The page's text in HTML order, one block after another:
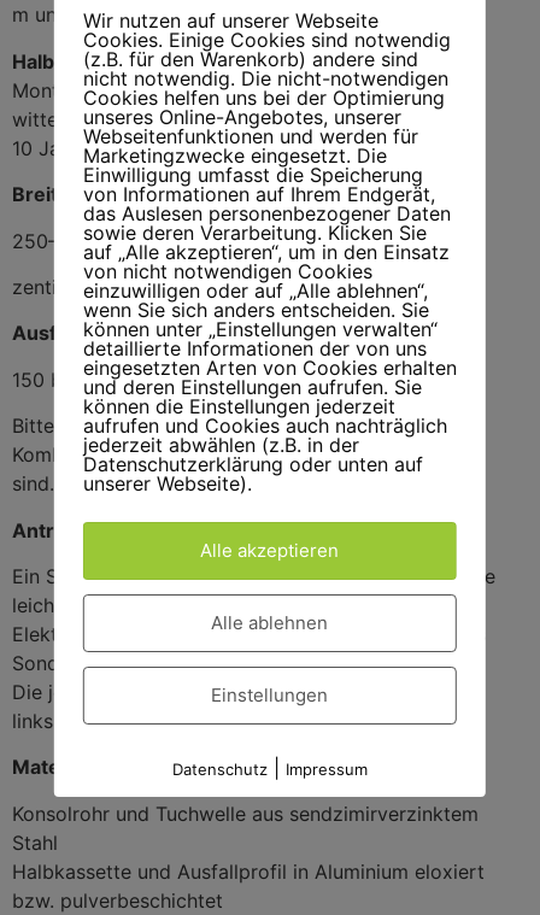
m und Breiten bis zu 6 m.
Halbkassetten-Markise
Montagefreundliche Konstruktion
witterungsbeständige Nähfäden
10 Jahre SOLIDUX Garantie
Breite
250–600 cm
zentimetergenaue Zwischenmaße möglich
Ausfall
150 bis 350 cm
Bitte erfragen Sie bei Ihrem Fachhändler, welche
Kombinationen zwischen Breite und Ausfall möglich
sind.
Antriebsarten
Ein Schneckengetriebe mit Handkurbel sorgt für eine
leichte manuelle Bedienung.
Elektromotoren (in die Tuchwelle integriert) sind als
Sonderausstattung möglich.
Die jeweilige Antriebseite ist wahlweise rechts oder
links
Material/Verarbeitung
Konsolrohr und Tuchwelle aus sendzimirverzinktem
Stahl
Halbkassette und Ausfallprofil in Aluminium eloxiert
bzw. pulverbeschichtet
Wir nutzen auf unserer Webseite
Cookies. Einige Cookies sind notwendig
(z.B. für den Warenkorb) andere sind
nicht notwendig. Die nicht-notwendigen
Cookies helfen uns bei der Optimierung
unseres Online-Angebotes, unserer
Webseitenfunktionen und werden für
Marketingzwecke eingesetzt. Die
Einwilligung umfasst die Speicherung
von Informationen auf Ihrem Endgerät,
das Auslesen personenbezogener Daten
sowie deren Verarbeitung. Klicken Sie
auf „Alle akzeptieren“, um in den Einsatz
von nicht notwendigen Cookies
einzuwilligen oder auf „Alle ablehnen“,
wenn Sie sich anders entscheiden. Sie
können unter „Einstellungen verwalten“
detaillierte Informationen der von uns
eingesetzten Arten von Cookies erhalten
und deren Einstellungen aufrufen. Sie
können die Einstellungen jederzeit
aufrufen und Cookies auch nachträglich
jederzeit abwählen (z.B. in der
Datenschutzerklärung oder unten auf
unserer Webseite).
Alle akzeptieren
Alle ablehnen
Einstellungen
Datenschutz| Impressum